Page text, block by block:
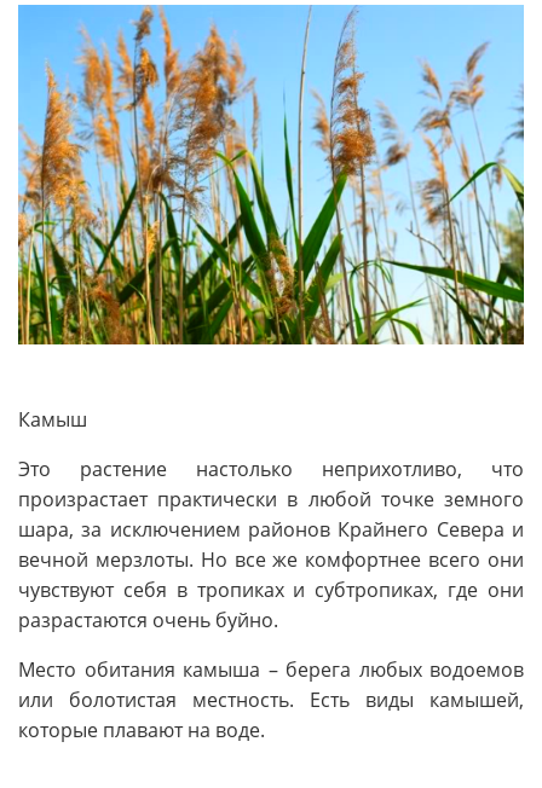
Камыш
Это растение настолько неприхотливо, что
произрастает практически в любой точке земного
шара, за исключением районов Крайнего Севера и
вечной мерзлоты. Но все же комфортнее всего они
чувствуют себя в тропиках и субтропиках, где они
разрастаются очень буйно.
Место обитания камыша – берега любых водоемов
или болотистая местность. Есть виды камышей,
которые плавают на воде.